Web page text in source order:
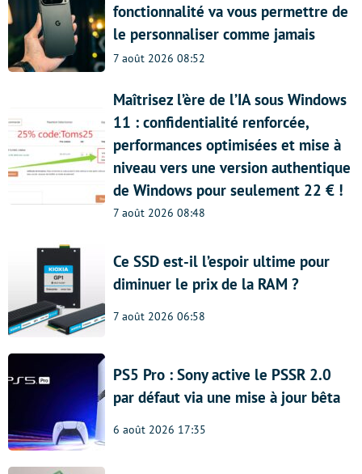
fonctionnalité va vous permettre de
le personnaliser comme jamais
7 août 2026 08:52
Maîtrisez l’ère de l’IA sous Windows
11 : confidentialité renforcée,
performances optimisées et mise à
niveau vers une version authentique
de Windows pour seulement 22 € !
7 août 2026 08:48
Ce SSD est-il l’espoir ultime pour
diminuer le prix de la RAM ?
7 août 2026 06:58
PS5 Pro : Sony active le PSSR 2.0
par défaut via une mise à jour bêta
6 août 2026 17:35